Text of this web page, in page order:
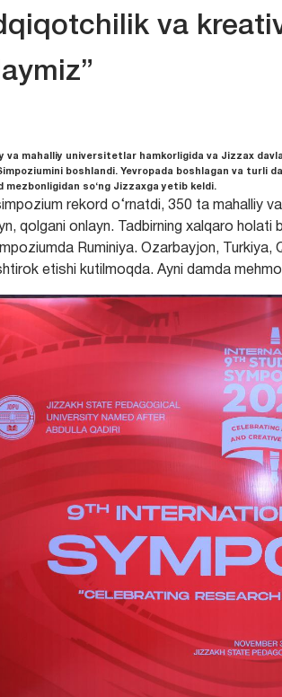
va
va mahalliy universitetlar hamkorligida va Jizzax
boshlandi. Yevropada boshlagan va turli
mezbonligidan so‘ng Jizzaxga yetib keldi.
rekord o‘rnatdi, 350 ta mahalliy
qolgani onlayn. Tadbirning xalqaro holati
Ruminiya. Ozarbayjon,
etishi kutilmoqda. Ayni damda